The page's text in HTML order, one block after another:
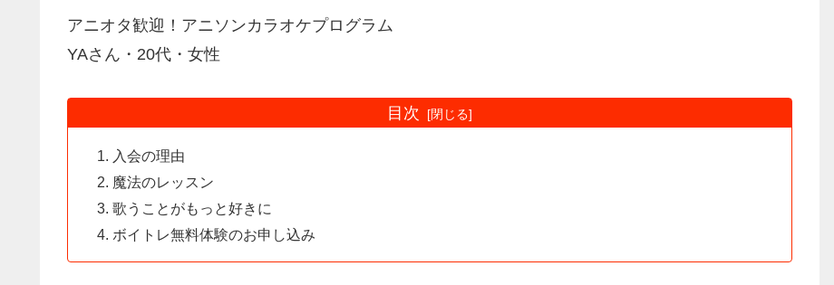
アニオタ歓迎！アニソンカラオケプログラム
YAさん・20代・女性
目次
入会の理由
魔法のレッスン
歌うことがもっと好きに
ボイトレ無料体験のお申し込み